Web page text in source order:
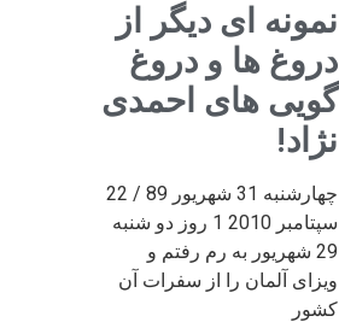
نمونه ای دیگر از
دروغ ها و دروغ
گویی های احمدی
نژاد!
چهارشنبه 31 شهریور 89 / 22
سپتامبر 2010 1 روز دو شنبه
29 شهریور به رم رفتم و
ویزای آلمان را از سفرات آن
کشور